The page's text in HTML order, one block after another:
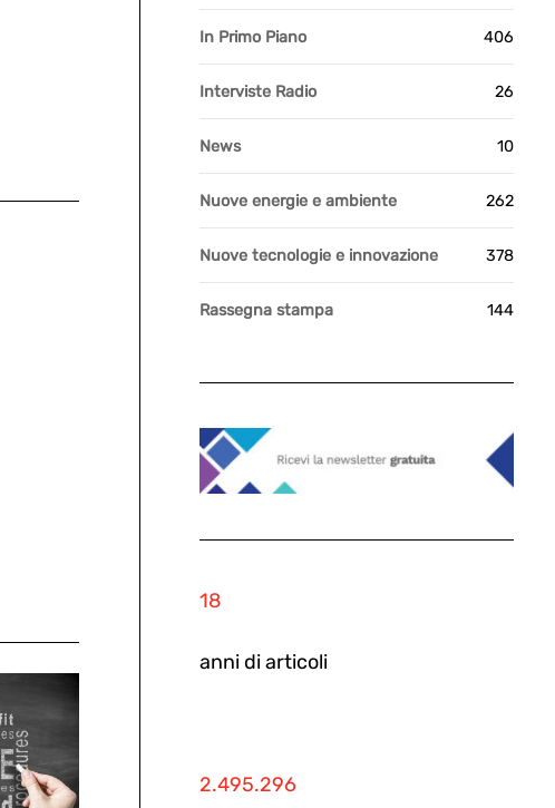
In Primo Piano 406
Interviste Radio 26
News 10
Nuove energie e ambiente 262
Nuove tecnologie e innovazione 378
Rassegna stampa 144
18
anni di articoli
2.495.296